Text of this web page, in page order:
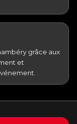
grâce aux
et